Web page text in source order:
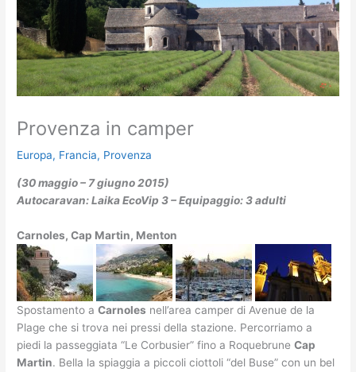
Provenza in camper
Europa, Francia, Provenza
(30 maggio – 7 giugno 2015)
Autocaravan: Laika EcoVip 3 – Equipaggio: 3 adulti
Carnoles, Cap Martin, Menton
Spostamento aCarnoles nell’area camper di Avenue de la
Plage che si trova nei pressi della stazione. Percorriamo a
piedi la passeggiata “Le Corbusier” fino a RoquebruneCap
Martin. Bella la spiaggia a piccoli ciottoli “del Buse” con un bel